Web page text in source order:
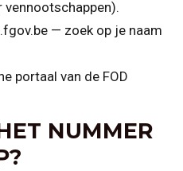
— zoek op je naam
portaal van de FOD
NUMMER